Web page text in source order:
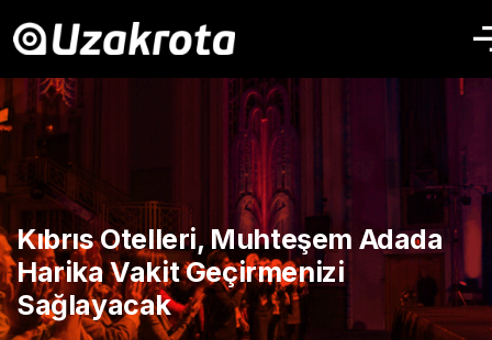
Kıbrıs Otelleri, Muhteşem Adada
Harika Vakit Geçirmenizi
Sağlayacak